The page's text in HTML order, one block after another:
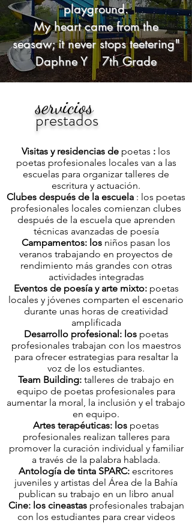
servicios
prestados
Visitas y residencias de poetas : los
poetas profesionales locales van a las
escuelas para organizar talleres de
escritura y actuación.
Clubes después de la escuela : los poetas
profesionales locales comienzan clubes
después de la escuela que aprenden
técnicas avanzadas de poesía
Campamentos: los niños pasan los
veranos trabajando en proyectos de
rendimiento más grandes con otras
actividades integradas
Eventos de poesía y arte mixto:poetas
locales y jóvenes comparten el escenario
durante unas horas de creatividad
amplificada
Desarrollo profesional: lospoetas
profesionales trabajan con los maestros
para ofrecer estrategias para resaltar la
voz de los estudiantes.
Team Building: talleres de trabajo en
equipo de poetas profesionales para
aumentar la moral, la inclusión y el trabajo
en equipo.
Artes terapéuticas: los poetas
profesionales realizan talleres para
promover la curación individual y familiar
a través de la palabra hablada.
Antología de tinta SPARC: escritores
juveniles y artistas del Área de la Bahía
publican su trabajo en un libro anual
Cine: los cineastasprofesionales trabajan
con los estudiantes para crear videos
playground.
My heart came from the
seasaw; it never stops teetering"
Daphne Y 7th Grade